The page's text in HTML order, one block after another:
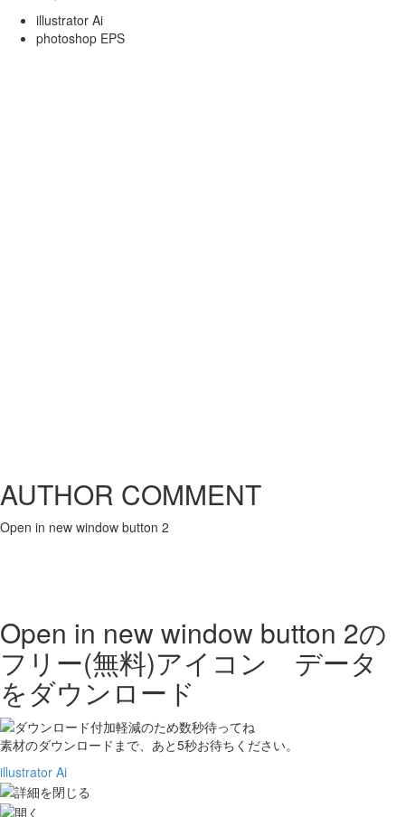
illustrator Ai
photoshop EPS
AUTHOR COMMENT
Open in new window button 2
Open in new window button 2の
フリー(無料)アイコン データ
をダウンロード
素材のダウンロードまで、あと5秒お待ちください。
illustrator Ai